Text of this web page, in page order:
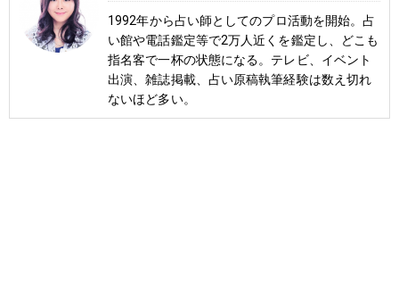
1992年から占い師としてのプロ活動を開始。占
い館や電話鑑定等で2万人近くを鑑定し、どこも
指名客で一杯の状態になる。テレビ、イベント
出演、雑誌掲載、占い原稿執筆経験は数え切れ
ないほど多い。